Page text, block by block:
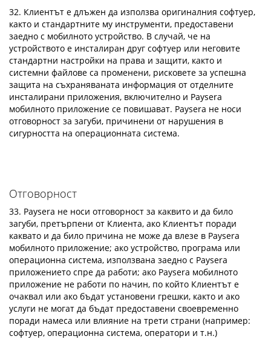
32. Клиентът е длъжен да използва оригиналния софтуер,
както и стандартните му инструменти, предоставени
заедно с мобилното устройство. В случай, че на
устройството е инсталиран друг софтуер или неговите
стандартни настройки на права и защити, както и
системни файлове са променени, рисковете за успешна
защита на съхраняваната информация от отделните
инсталирани приложения, включително и Paysera
мобилното приложение се повишават. Paysera не носи
отговорност за загуби, причинени от нарушения в
сигурността на операционната система.
Отговорност
33. Paysera не носи отговорност за каквито и да било
загуби, претърпени от Клиента, ако Клиентът поради
каквато и да било причина не може да влезе в Paysera
мобилното приложение; ако устройство, програма или
операционна система, използвана заедно с Paysera
приложението спре да работи; ако Paysera мобилното
приложение не работи по начин, по който Клиентът е
очаквал или ако бъдат установени грешки, както и ако
услуги не могат да бъдат предоставени своевременно
поради намеса или влияние на трети страни (например:
софтуер, операционна система, оператори и т.н.)